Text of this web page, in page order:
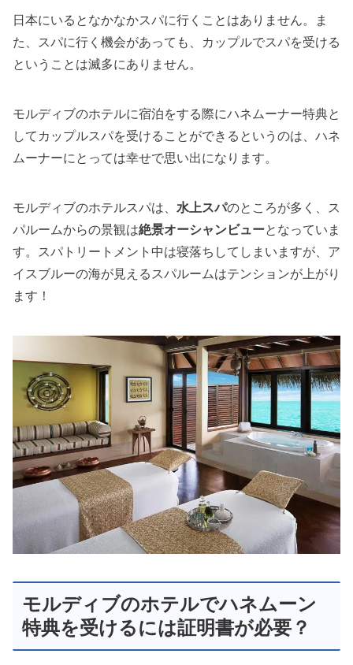
日本にいるとなかなかスパに行くことはありません。ま
た、スパに行く機会があっても、カップルでスパを受ける
ということは滅多にありません。
モルディブのホテルに宿泊をする際にハネムーナー特典と
してカップルスパを受けることができるというのは、ハネ
ムーナーにとっては幸せで思い出になります。
モルディブのホテルスパは、 水上スパのところが多く、ス
パルームからの景観は絶景オーシャンビューとなっていま
す。スパトリートメント中は寝落ちしてしまいますが、ア
イスブルーの海が見えるスパルームはテンションが上がり
ます！
モルディブのホテルでハネムーン
特典を受けるには証明書が必要？